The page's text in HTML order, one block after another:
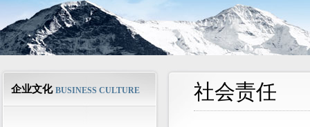
企业文化 BUSINESS CULTURE 社会责任